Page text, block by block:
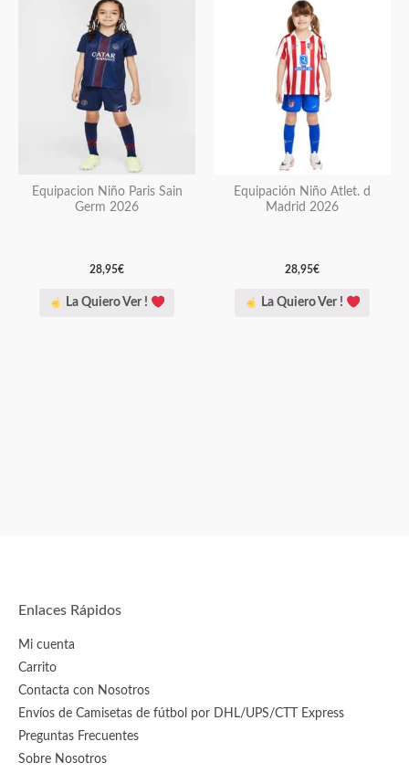
Equipacion Niño Paris Sain
Germ 2026
28,95€
La Quiero Ver !
Este
producto
tiene
múltiples
variantes.
Las
opciones
pueden
elegir
de
Equipación Niño Atlet. d
Madrid 2026
28,95€
La Quiero Ver !
Este
producto
tiene
múltiples
variantes.
Las
opciones
se
pueden
elegir
de
Enlaces Rápidos
Mi cuenta
Carrito
Contacta con Nosotros
Envíos de Camisetas de fútbol por DHL/UPS/CTT Express
Preguntas Frecuentes
Sobre Nosotros